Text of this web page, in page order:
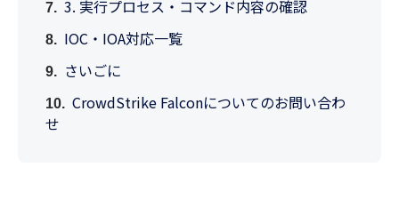
3. 実行プロセス・コマンド内容の確認
IOC・IOA対応一覧
さいごに
CrowdStrike Falconについてのお問い合わ
せ